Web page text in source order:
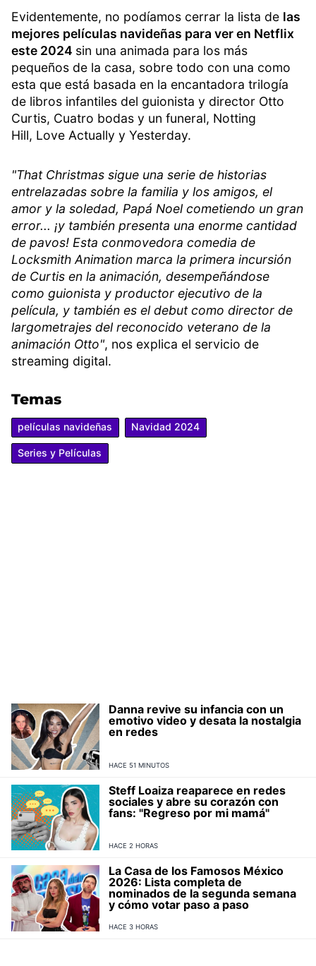
Evidentemente, no podíamos cerrar la lista de las
mejores películas navideñas para ver en Netflix
este 2024 sin una animada para los más
pequeños de la casa, sobre todo con una como
esta que está basada en la encantadora trilogía
de libros infantiles del guionista y director Otto
Curtis, Cuatro bodas y un funeral, Notting
Hill, Love Actually y Yesterday.
"That Christmas sigue una serie de historias
entrelazadas sobre la familia y los amigos, el
amor y la soledad, Papá Noel cometiendo un gran
error... ¡y también presenta una enorme cantidad
de pavos! Esta conmovedora comedia de
Locksmith Animation marca la primera incursión
de Curtis en la animación, desempeñándose
como guionista y productor ejecutivo de la
película, y también es el debut como director de
largometrajes del reconocido veterano de la
animación Otto", nos explica el servicio de
streaming digital.
Temas
películas navideñas Navidad 2024
Series y Películas
Danna revive su infancia con un
emotivo video y desata la nostalgia
en redes
HACE 51 MINUTOS
Steff Loaiza reaparece en redes
sociales y abre su corazón con
fans: "Regreso por mi mamá"
HACE 2 HORAS
La Casa de los Famosos México
2026: Lista completa de
nominados de la segunda semana
y cómo votar paso a paso
HACE 3 HORAS